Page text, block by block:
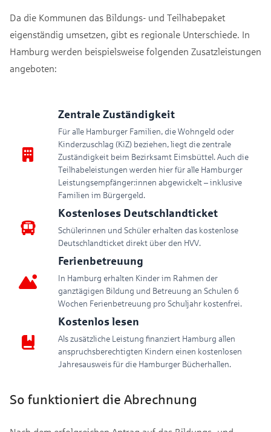
Da die Kommunen das Bildungs- und Teilhabepaket
eigenständig umsetzen, gibt es regionale Unterschiede. In
Hamburg werden beispielsweise folgenden Zusatzleistungen
angeboten:
Zentrale Zuständigkeit
Für alle Hamburger Familien, die Wohngeld oder
Kinderzuschlag (KiZ) beziehen, liegt die zentrale
Zuständigkeit beim Bezirksamt Eimsbüttel. Auch die
Teilhabeleistungen werden hier für alle Hamburger
Leistungsempfänger:innen abgewickelt – inklusive
Familien im Bürgergeld.
Kostenloses Deutschlandticket
Schülerinnen und Schüler erhalten das kostenlose
Deutschlandticket direkt über den HVV.
Ferienbetreuung
In Hamburg erhalten Kinder im Rahmen der
ganztägigen Bildung und Betreuung an Schulen 6
Wochen Ferienbetreuung pro Schuljahr kostenfrei.
Kostenlos lesen
Als zusätzliche Leistung finanziert Hamburg allen
anspruchsberechtigten Kindern einen kostenlosen
Jahresausweis für die Hamburger Bücherhallen.
So funktioniert die Abrechnung